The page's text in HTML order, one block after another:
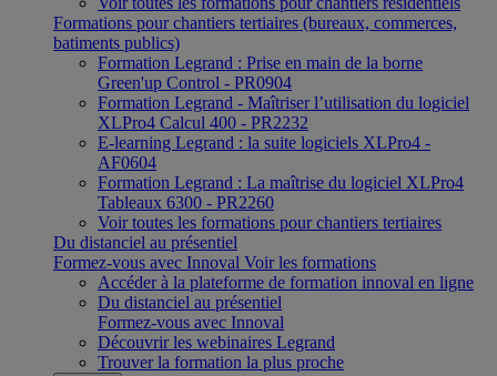
Formations pour chantiers tertiaires (bureaux, commerces,
batiments publics)
Formation Legrand : Prise en main de la borne
Green'up Control - PR0904
Formation Legrand - Maîtriser l’utilisation du logiciel
XLPro4 Calcul 400 - PR2232
E-learning Legrand : la suite logiciels XLPro4 -
AF0604
Formation Legrand : La maîtrise du logiciel XLPro4
Tableaux 6300 - PR2260
Voir toutes les formations pour chantiers tertiaires
Du distanciel au présentiel
Formez-vous avec Innoval Voir les formations
Accéder à la plateforme de formation innoval en ligne
Du distanciel au présentiel
Formez-vous avec Innoval
Découvrir les webinaires Legrand
Trouver la formation la plus proche